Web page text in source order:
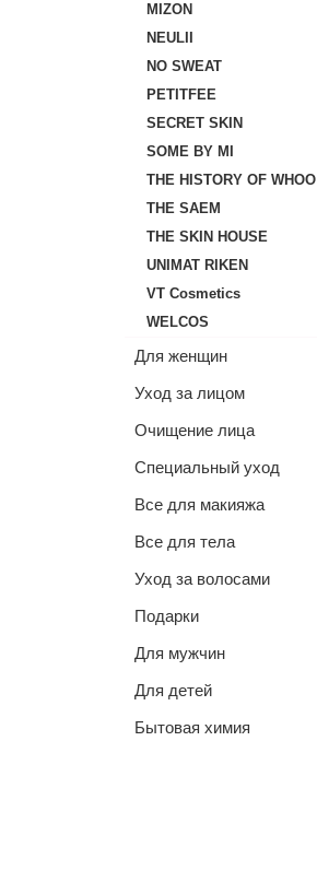
MIZON
NEULII
NO SWEAT
PETITFEE
SECRET SKIN
SOME BY MI
THE HISTORY OF WHOO
THE SAEM
THE SKIN HOUSE
UNIMAT RIKEN
VT Cosmetics
WELCOS
Для женщин
Уход за лицом
Очищение лица
Специальный уход
Все для макияжа
Все для тела
Уход за волосами
Подарки
Для мужчин
Для детей
Бытовая химия